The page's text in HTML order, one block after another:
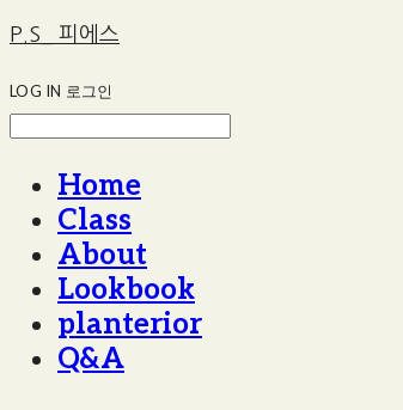
P.S_ 피에스
LOG IN 로그인
Home
Class
About
Lookbook
planterior
Q&A